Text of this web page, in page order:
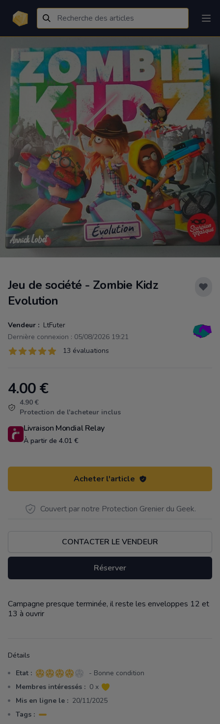
Jeu de société - Zombie Kidz
Evolution
Vendeur : LtFuter
Dernière connexion : 05/08/2026 19:21
Évaluations
13 sur 5 étoiles 13 évaluations
Product information
4.00€
4.90 €
Protection de l'acheteur inclus
Livraison Mondial Relay
À partir de 4.01 €
Acheter l'article
Couvert par notre Protection Grenier du Geek.
CONTACTER LE VENDEUR
Réserver
Description
Campagne presque terminée, il reste les enveloppes 12 et
13 à ouvrir
Détails
Etat : 4 sur 5 étoiles
- Bonne condition
Membres intéressés : 0 x
Mis en ligne le : 20/11/2025
Tags :